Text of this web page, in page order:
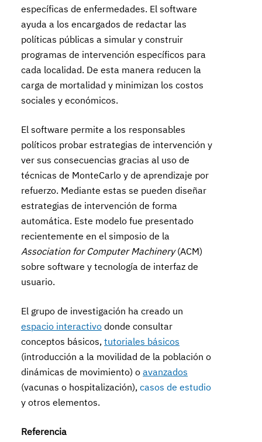
específicas de enfermedades. El software
ayuda a los encargados de redactar las
políticas públicas a simular y construir
programas de intervención específicos para
cada localidad. De esta manera reducen la
carga de mortalidad y minimizan los costos
sociales y económicos.
El software permite a los responsables
políticos probar estrategias de intervención y
ver sus consecuencias gracias al uso de
técnicas de MonteCarlo y de aprendizaje por
refuerzo. Mediante estas se pueden diseñar
estrategias de intervención de forma
automática. Este modelo fue presentado
recientemente en el simposio de la
Association for Computer Machinery(ACM)
sobre software y tecnología de interfaz de
usuario.
El grupo de investigación ha creado un
espacio interactivo donde consultar
conceptos básicos,tutoriales básicos
(introducción a la movilidad de la población o
dinámicas de movimiento) oavanzados
(vacunas o hospitalización),casos de estudio
y otros elementos.
Referencia